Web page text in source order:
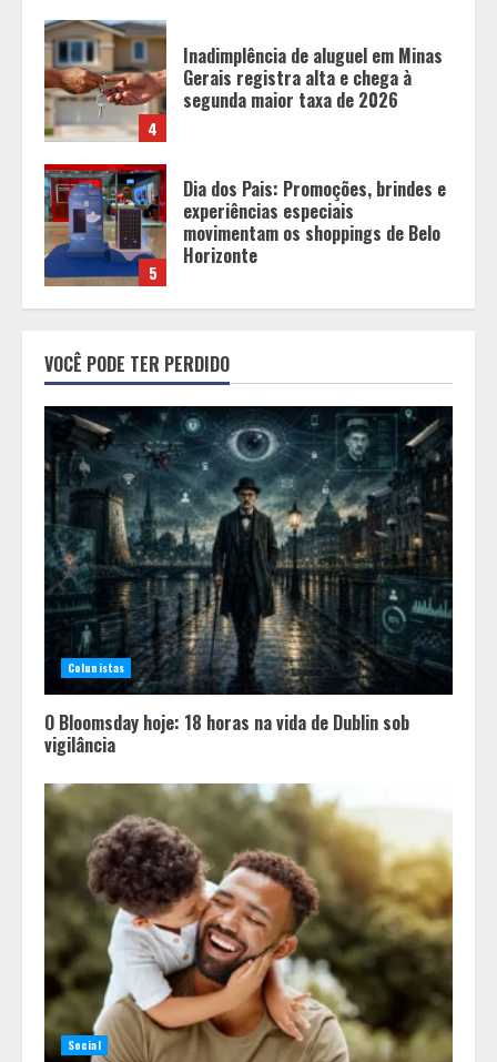
4
Inadimplência de aluguel em Minas
Gerais registra alta e chega à
segunda maior taxa de 2026
5
Dia dos Pais: Promoções, brindes e
experiências especiais
movimentam os shoppings de Belo
Horizonte
O Bloomsday hoje: 18 horas na vida
de Dublin sob vigilância
2
Parque do Palácio tem
programação de família no Dia dos
Pais
Diário de Minas e Fundação Museu
Mariano Procópio celebram um ano
da coluna “D. Pedro II – 200 anos”
com texto de Paulo Rezzutti
4
Inadimplência de aluguel em Minas
Gerais registra alta e chega à
segunda maior taxa de 2026
VOCÊ PODE TER PERDIDO
Colunistas
O Bloomsday hoje: 18 horas na vida de Dublin sob
vigilância
Social